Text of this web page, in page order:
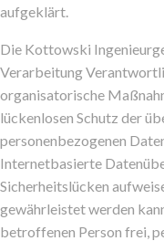
aufgeklärt.
Die Kottowski
Verarbeitung
organisatorische
lückenlosen Schutz der
personenbezogenen
Internetbasierte
Sicherheitslücken
gewährleistet werden
betroffenen Person frei,